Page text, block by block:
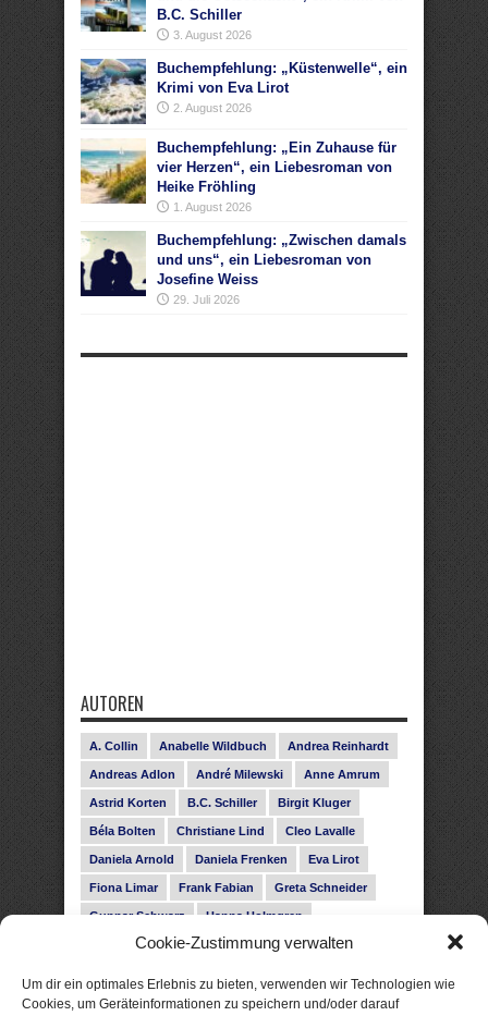
Cookie-Zustimmung verwalten
Um dir ein optimales Erlebnis zu bieten, verwenden wir Technologien wie
Cookies, um Geräteinformationen zu speichern und/oder darauf
B.C. Schiller
3. August 2026
Buchempfehlung: „Küstenwelle“, ein
Krimi von Eva Lirot
2. August 2026
Buchempfehlung: „Ein Zuhause für
vier Herzen“, ein Liebesroman von
Heike Fröhling
1. August 2026
Buchempfehlung: „Zwischen damals
und uns“, ein Liebesroman von
Josefine Weiss
29. Juli 2026
AUTOREN
A. Collin Anabelle Wildbuch Andrea Reinhardt
Andreas Adlon André Milewski Anne Amrum
Astrid Korten B.C. Schiller Birgit Kluger
Béla Bolten Christiane Lind Cleo Lavalle
Daniela Arnold Daniela Frenken Eva Lirot
Fiona Limar Frank Fabian Greta Schneider
Gunnar Schwarz Hanna Holmgren
Heike Fröhling Ina Glahe Ivo Pala J. Vellguth
Leonie Haubrich Lilly Labord Livia Pipes